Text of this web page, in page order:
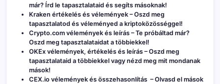
már? Írd le tapasztalataid és segíts másoknak!
Kraken értékelés és vélemények – Oszd meg
tapasztalatod és véleményed a kriptoközösséggel!
Crypto.com vélemények és leírás – Te próbáltad már?
Oszd meg tapasztalataidat a többiekkel!
OKEx vélemények, értékelés és leírás – Oszd meg
tapasztalataid a többiekkel vagy nézd meg mit mondanak
mások!
CEX.io vélemények és összehasonlítás – Olvasd el mások